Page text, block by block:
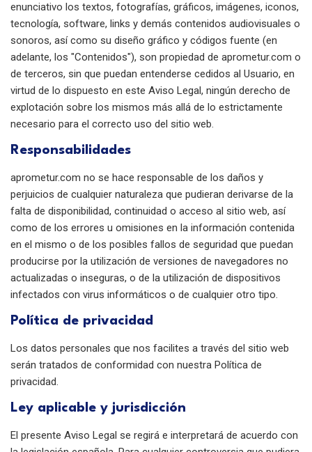
enunciativo los textos, fotografías, gráficos, imágenes, iconos,
tecnología, software, links y demás contenidos audiovisuales o
sonoros, así como su diseño gráfico y códigos fuente (en
adelante, los "Contenidos"), son propiedad de aprometur.com o
de terceros, sin que puedan entenderse cedidos al Usuario, en
virtud de lo dispuesto en este Aviso Legal, ningún derecho de
explotación sobre los mismos más allá de lo estrictamente
necesario para el correcto uso del sitio web.
Responsabilidades
aprometur.com no se hace responsable de los daños y
perjuicios de cualquier naturaleza que pudieran derivarse de la
falta de disponibilidad, continuidad o acceso al sitio web, así
como de los errores u omisiones en la información contenida
en el mismo o de los posibles fallos de seguridad que puedan
producirse por la utilización de versiones de navegadores no
actualizadas o inseguras, o de la utilización de dispositivos
infectados con virus informáticos o de cualquier otro tipo.
Política de privacidad
Los datos personales que nos facilites a través del sitio web
serán tratados de conformidad con nuestra Política de
privacidad.
Ley aplicable y jurisdicción
El presente Aviso Legal se regirá e interpretará de acuerdo con